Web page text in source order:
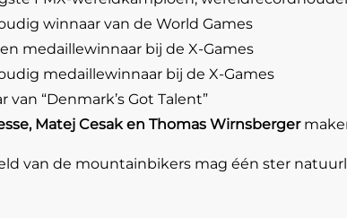
winnaar van de World Games
medaillewinnaar bij de X-Games
medaillewinnaar bij de X-Games
van “Denmark’s Got Talent”
Matej Cesak en Thomas Wirnsberger
van de mountainbikers mag één ster